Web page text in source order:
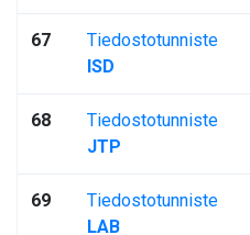
67
Tiedostotunniste
ISD
68
Tiedostotunniste
JTP
69
Tiedostotunniste
LAB